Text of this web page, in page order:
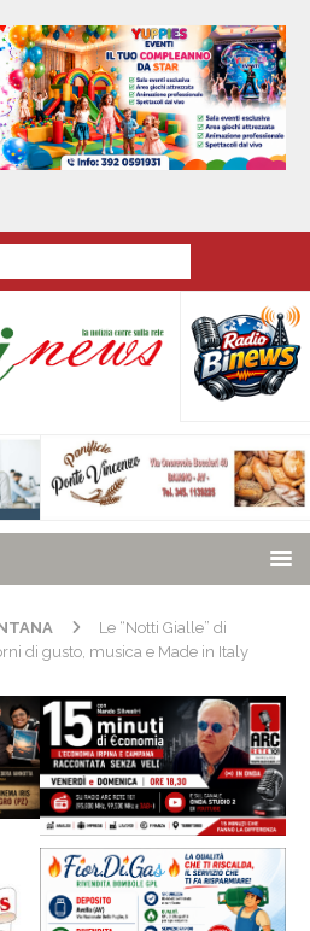
Le “Notti Gialle” di
di gusto, musica e Made in Italy